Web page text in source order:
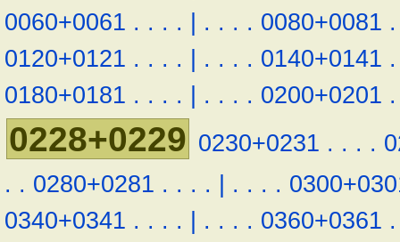
0060+0061 . . . . | . . . . 0080+0081 .
0120+0121 . . . . | . . . . 0140+0141 .
0180+0181 . . . . | . . . . 0200+0201 .
0228+0229 0230+0231 . . . .
. . 0280+0281 . . . . | . . . .
0340+0341 . . . . | . . . . 0360+0361 .